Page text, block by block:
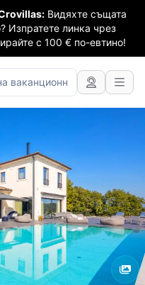
Видяхте същата
Изпратете линка чрез
с 100 € по-евтино!